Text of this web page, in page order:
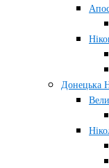
Донецька